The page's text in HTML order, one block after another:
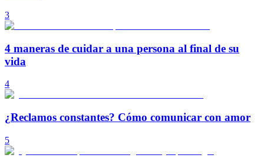
3
4 maneras de cuidar a una persona al final de su
vida
4
¿Reclamos constantes? Cómo comunicar con amor
5